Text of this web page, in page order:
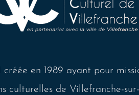
créée en 1989 ayant pour
culturelles de Villefranche-